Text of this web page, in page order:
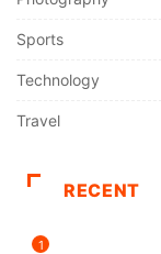
Sports
Technology
Travel
RECENT
1